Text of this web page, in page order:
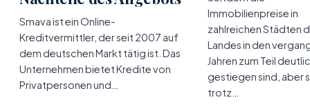
Smava ist ein Online-
Kreditvermittler, der seit 2007 auf
dem deutschen Markt tätig ist. Das
Unternehmen bietet Kredite von
Privatpersonen und…
Immobilienpreise in
zahlreichen Städten
Landes in den
Jahren zum Teil
gestiegen sind, aber
trotz…